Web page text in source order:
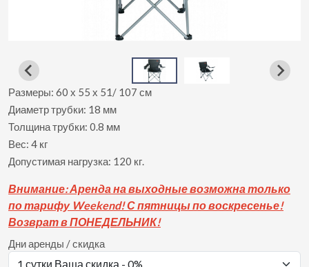
Размеры: 60 х 55 х 51/ 107 см
Диаметр трубки: 18 мм
Толщина трубки: 0.8 мм
Вес: 4 кг
Допустимая нагрузка: 120 кг.
Внимание: Аренда на выходные возможна только
по тарифу Weekend! С пятницы по воскресенье!
Возврат в ПОНЕДЕЛЬНИК!
Дни аренды / скидка